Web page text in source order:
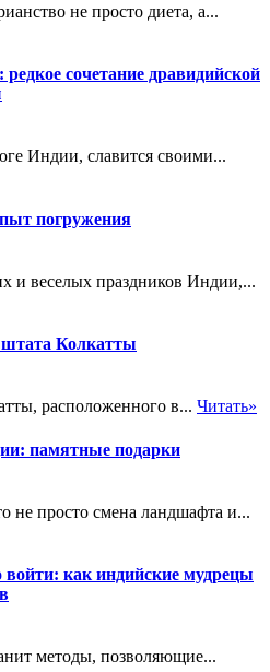
не просто диета, а...
сочетание дравидийской
Индии, славится своими...
погружения
и веселых праздников Индии,...
штата Колкатты
расположенного в... Читать»
памятные подарки
просто смена ландшафта и...
как индийские мудрецы
методы, позволяющие...